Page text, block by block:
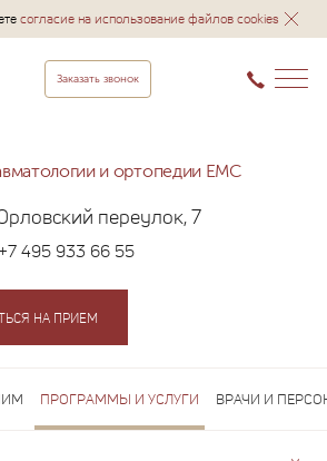
согласие на использование файлов cookies
Заказать звонок
и ортопедии EMC
переулок, 7
+7 495 933 66 55
НА ПРИЕМ
ПРОГРАММЫ И УСЛУГИ ВРАЧИ И